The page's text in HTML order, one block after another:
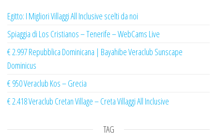
Egitto: I Migliori Villaggi All Inclusive scelti da noi
Spiaggia di Los Cristianos – Tenerife – WebCams Live
€ 2.997 Repubblica Dominicana | Bayahibe Veraclub Sunscape
Dominicus
€ 950 Veraclub Kos – Grecia
€ 2.418 Veraclub Cretan Village – Creta Villaggi All Inclusive
TAG